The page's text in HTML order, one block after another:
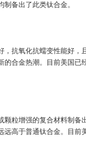
备出了此类钛合金。
，抗氧化抗蠕变性能好，
的合金热潮。目前美国已
颗粒增强的复合材料制备
远高于普通钛合金。目前